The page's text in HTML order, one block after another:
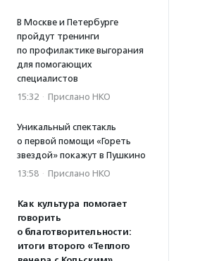
В Москве и Петербурге
пройдут тренинги
по профилактике выгорания
для помогающих
специалистов
15:32 · Прислано НКО
Уникальный спектакль
о первой помощи «Гореть
звездой» покажут в Пушкино
13:58 · Прислано НКО
Как культура помогает
говорить
о благотворительности:
итоги второго «Теплого